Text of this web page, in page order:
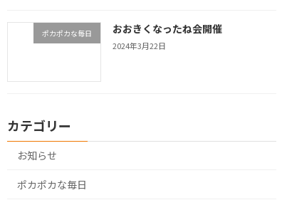
ポカポカな毎日 おおきくなったね会開催
2024年3月22日
カテゴリー
お知らせ
ポカポカな毎日